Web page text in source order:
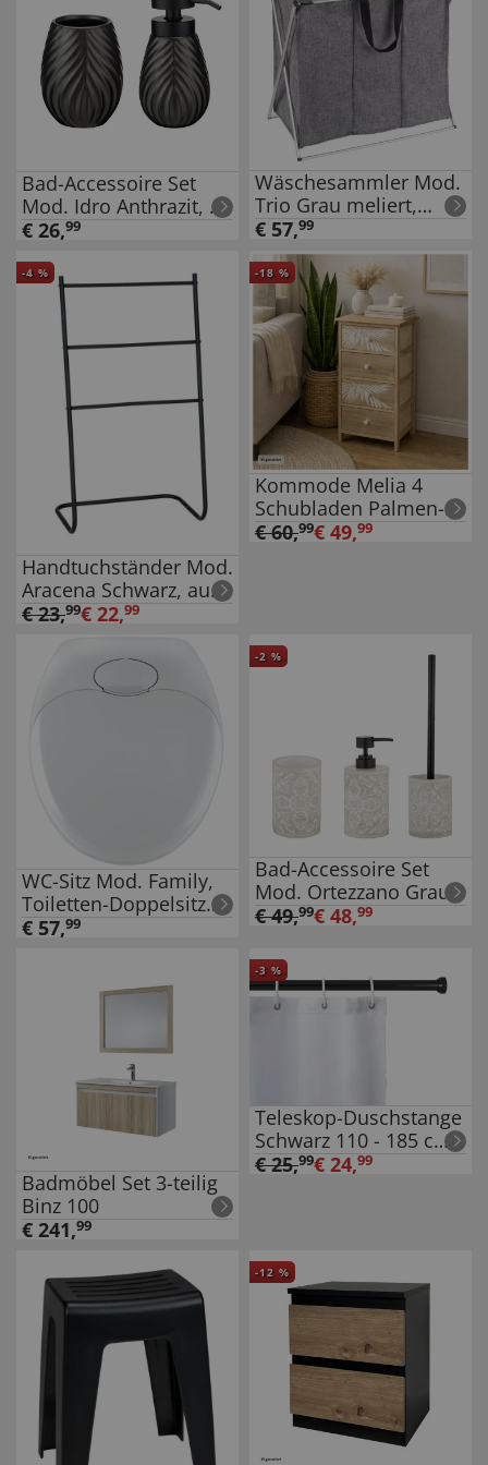
Bad-Accessoire Set
Mod. Idro Anthrazit, 2-
tlg., Seifenspender
€ 26,99
Wäschesammler Mod.
Trio Grau meliert,
Wäschekorb, 130 l
€ 57,99
-4 %
Handtuchständer Mod.
Aracena Schwarz, aus
Metall
€23,99€ 22,99
-18 %
Kommode Melia 4
Schubladen Palmen-
Design Artisaneiche-
€60,99€ 49,99
WC-Sitz Mod. Family,
Toiletten-Doppelsitz
mit Absenkautomatik
€ 57,99
-2 %
Bad-Accessoire Set
Mod. Ortezzano Grau,
3-teilig, aus
Polyresin
€49,99€ 48,99
Badmöbel Set 3-teilig
Binz 100
€ 241,99
-3 %
Teleskop-Duschstange
Schwarz 110 - 185 cm,
aus rostfreiem
€25,99€ 24,99
-12 %